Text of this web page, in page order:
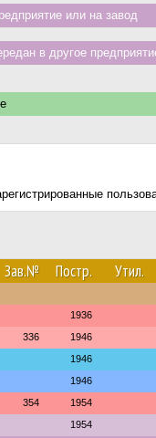
или на завод
в другое
Зав.№ Постр. Утил.
1936
336 1946
1946
1946
354 1954
1954